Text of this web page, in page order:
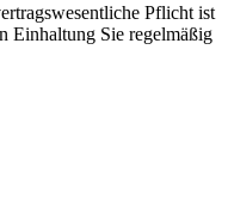
Pflicht ist
Einhaltung Sie regelmäßig